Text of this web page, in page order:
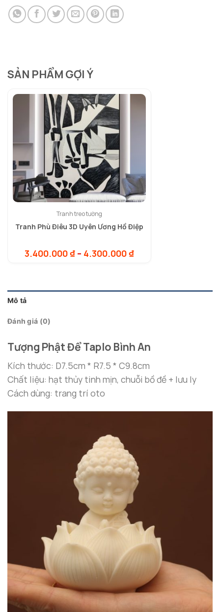
SẢN PHẨM GỢI Ý
Tranh treo tường
Tranh Phù Điêu 3D Uyên Ương Hồ Điệp
3.400.000₫ – 4.300.000₫Khoảng
4.300.000 ₫
Mô tả
Đánh giá (0)
Tượng Phật Để Taplo Bình An
Kích thước: D7.5cm * R7.5 * C9.8cm
Chất liệu: hạt thủy tinh mịn, chuỗi bồ đề + lưu ly
Cách dùng: trang trí oto